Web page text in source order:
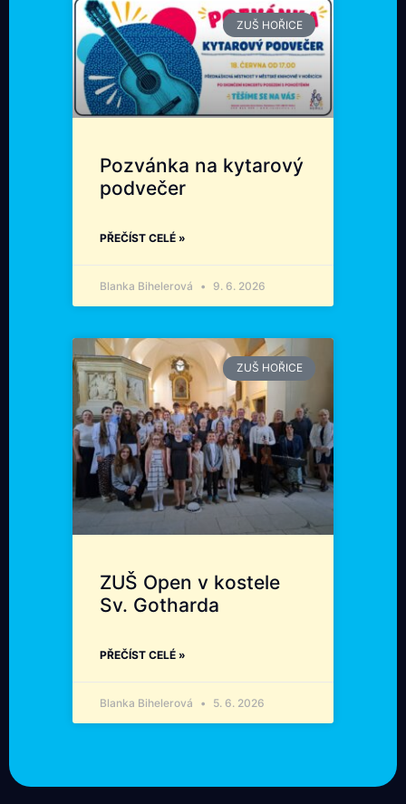
ZUŠ HOŘICE
Pozvánka na kytarový
podvečer
PŘEČÍST CELÉ »
Blanka Bihelerová 9. 6. 2026
ZUŠ HOŘICE
ZUŠ Open v kostele
Sv. Gotharda
PŘEČÍST CELÉ »
Blanka Bihelerová 5. 6. 2026